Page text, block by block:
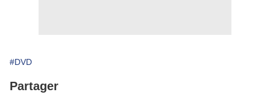
#DVD
Partager